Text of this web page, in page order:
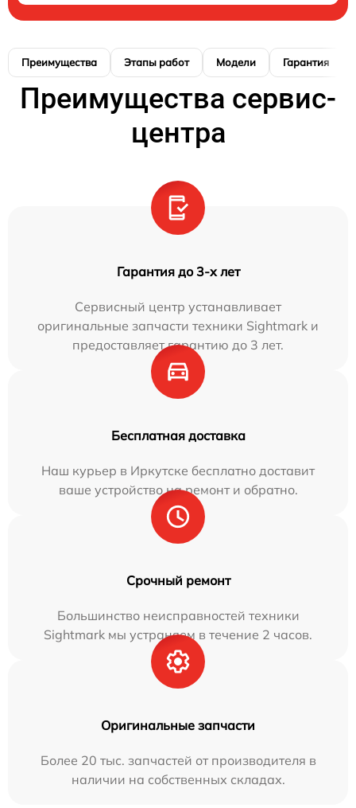
Преимущества Этапы работ Модели Гарантия
Преимущества сервис-
центра
Гарантия до 3-х лет
Сервисный центр устанавливает
оригинальные запчасти техники Sightmark и
предоставляет гарантию до 3 лет.
Бесплатная доставка
Наш курьер в Иркутске бесплатно доставит
ваше устройство на ремонт и обратно.
Срочный ремонт
Большинство неисправностей техники
Sightmark мы устраняем в течение 2 часов.
Оригинальные запчасти
Более 20 тыс. запчастей от производителя в
наличии на собственных складах.